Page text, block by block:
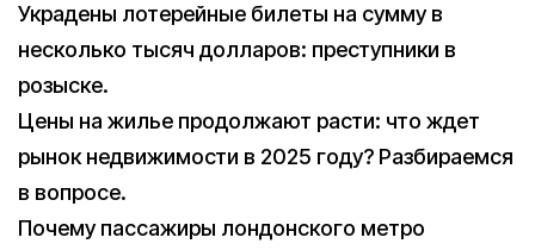
Украдены лотерейные билеты на сумму в
несколько тысяч долларов: преступники в
розыске.
Цены на жилье продолжают расти: что ждет
рынок недвижимости в 2025 году? Разбираемся
в вопросе.
Почему пассажиры лондонского метро